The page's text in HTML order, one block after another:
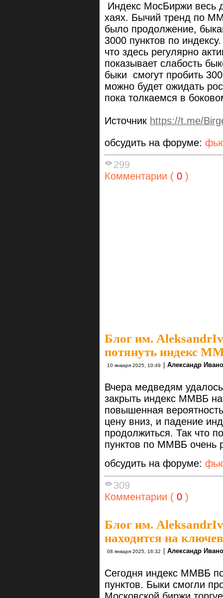
Индекс МосБиржи весь
хаях. Бычий тренд по
было продолжение,
3000 пунктов по
что здесь регулярно
показывает слабость
быки смогут пробить
можно будет ожидать
пока толкаемся в
Источник https://t.me/
обсудить на форуме:
299
Комментарии ( 0 )
Блог им.
потянуть индекс
10 января 2025, 10:49 Александр
Вчера медведям
закрыть индекс ММВБ на
повышенная
цену вниз, и падение
продолжиться. Так что
пунктов по ММВБ очень
обсудить на форуме:
309
Комментарии ( 0 )
Блог им.
находится на
08 января 2025, 16:32 Александр
Сегодня индекс ММВБ
пунктов. Быки смогли